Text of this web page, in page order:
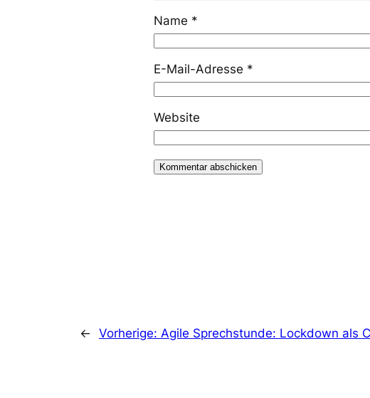
Name *
E-Mail-Adresse *
Website
← Vorherige: Agile Sprechstunde: Lockdown als